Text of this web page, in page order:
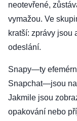
neotevřené,
vymažou. Ve
kratší: zprávy jsou
odeslání.
Snapy—ty
Snapchat—jsou
Jakmile jsou
opakování nebo